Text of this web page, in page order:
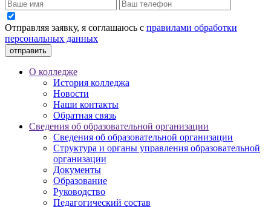
Отправляя заявку, я соглашаюсь с правилами обработки
персональных данных
отправить
О колледже
История колледжа
Новости
Наши контакты
Обратная связь
Сведения об образовательной организации
Сведения об образовательной организации
Структура и органы управления образовательной
организации
Документы
Образование
Руководство
Педагогический состав